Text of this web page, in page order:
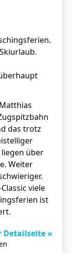
das trotz
über
Weiter
viele
ist
Detailseite »